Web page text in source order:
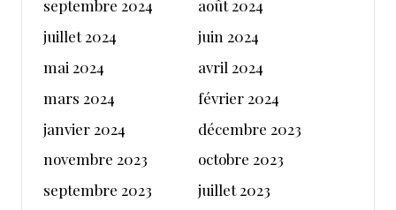
septembre 2024
août 2024
juillet 2024
juin 2024
mai 2024
avril 2024
mars 2024
février 2024
janvier 2024
décembre 2023
novembre 2023
octobre 2023
septembre 2023
juillet 2023